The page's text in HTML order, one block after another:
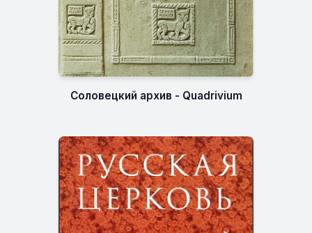
Соловецкий архив - Quadrivium